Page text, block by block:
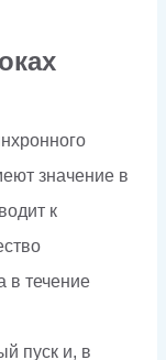
значение в
к
в течение
пуск и, в